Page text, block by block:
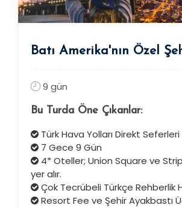
Batı Amerika'nın Özel
9 gün
Bu Turda Öne Çıkanlar:
Türk Hava Yolları Direkt Seferleri
7 Gece 9 Gün
4* Oteller; Union Square ve
yer alır.
Çok Tecrübeli Türkçe Rehberlik
Resort Fee ve Şehir Ayakbastı